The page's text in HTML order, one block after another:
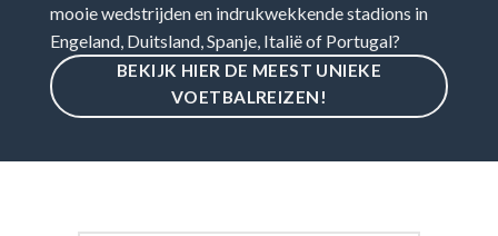
mooie wedstrijden en indrukwekkende stadions in
Engeland, Duitsland, Spanje, Italië of Portugal?
BEKIJK HIER DE MEEST UNIEKE
VOETBALREIZEN!